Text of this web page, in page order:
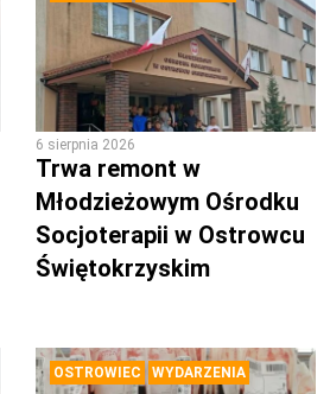
6 sierpnia 2026
Trwa remont w
Młodzieżowym Ośrodku
Socjoterapii w Ostrowcu
Świętokrzyskim
OSTROWIEC WYDARZENIA